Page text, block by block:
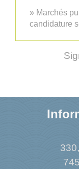
Marchés
candidature